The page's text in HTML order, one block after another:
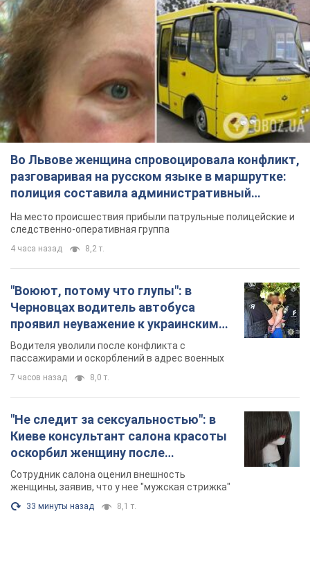
Во Львове женщина спровоцировала конфликт,
разговаривая на русском языке в маршрутке:
полиция составила административный
протокол. Видео
На место происшествия прибыли патрульные полицейские и
следственно-оперативная группа
4 часа назад 8,2 т.
"Воюют, потому что глупы": в
Черновцах водитель автобуса
проявил неуважение к украинским
военным и поплатился за это.
Видео
Водителя уволили после конфликта с
пассажирами и оскорблений в адрес военных
7 часов назад 8,0 т.
"Не следит за сексуальностью": в
Киеве консультант салона красоты
оскорбил женщину после
химиотерапии, разгорелся скандал.
Фото
Сотрудник салона оценил внешность
женщины, заявив, что у нее "мужская стрижка"
33 минуты назад 8,1 т.